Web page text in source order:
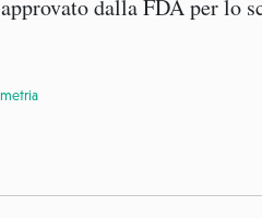
dalla FDA per lo